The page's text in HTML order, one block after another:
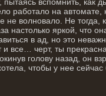
работало на автомате,
не волновало. Не тогда,
настолько яркой, что
в ад, но это
и все… черт, ты
голову назад, он
чтобы у нее